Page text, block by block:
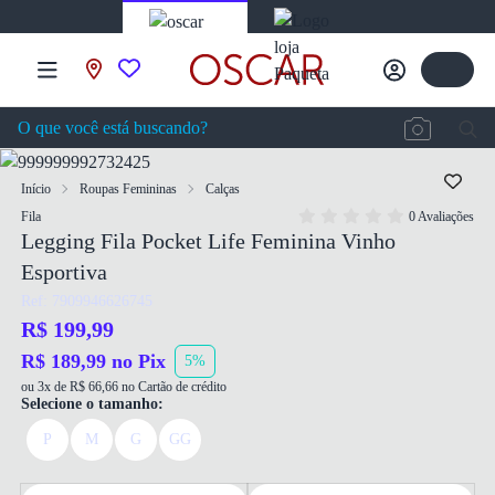
Início Roupas Femininas
Calças
Fila
0 Avaliações
Legging Fila Pocket Life Feminina Vinho
Esportiva
Ref: 7909946626745
R$ 199,99
R$ 189,99 no Pix 5%
ou 3x de R$ 66,66 no Cartão de crédito
Selecione o tamanho:
P M G GG